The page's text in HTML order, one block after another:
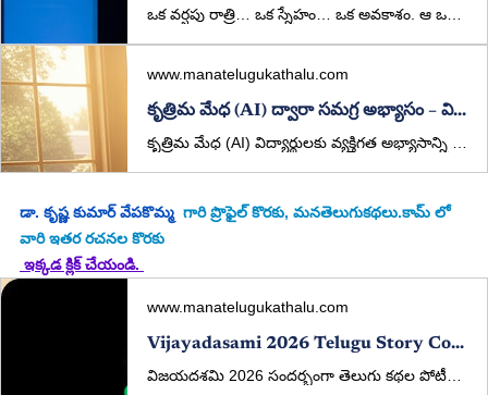
www.manatelugukathalu.com
కృత్రిమ మేధ (AI) ద్వారా సమగ్ర అభ్యాసం – విద్యలో AI ప్రభావం | Telugu Article
డా. కృష్ణ కుమార్ వేపకొమ్మ గారి ప్రొఫైల్ కొరకు, మనతెలుగుకథలు.కామ్ లో
వారి ఇతర రచనల కొరకు
ఇక్కడ క్లిక్ చేయండి.
www.manatelugukathalu.com
Vijayadasami 2026 Telugu Story Competition | Win ₹5000 | ManaTeluguKathalu